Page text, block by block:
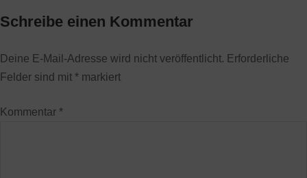
Schreibe einen Kommentar
Deine E-Mail-Adresse wird nicht veröffentlicht. Erforderliche
Felder sind mit * markiert
Kommentar *